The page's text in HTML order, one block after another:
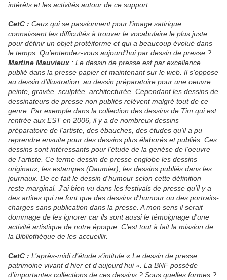
intérêts et les activités autour de ce support.
CetC : Ceux qui se passionnent pour l’image satirique
connaissent les difficultés à trouver le vocabulaire le plus juste
pour définir un objet protéiforme et qui a beaucoup évolué dans
le temps. Qu’entendez-vous aujourd’hui par dessin de presse ?
Martine Mauvieux : Le dessin de presse est par excellence
publié dans la presse papier et maintenant sur le web. Il s'oppose
au dessin d'illustration, au dessin préparatoire pour une oeuvre
peinte, gravée, sculptée, architecturée. Cependant les dessins de
dessinateurs de presse non publiés relèvent malgré tout de ce
genre. Par exemple dans la collection des dessins de Tim qui est
rentrée aux EST en 2006, il y a de nombreux dessins
préparatoire de l'artiste, des ébauches, des études qu'il a pu
reprendre ensuite pour des dessins plus élaborés et publiés. Ces
dessins sont intéressants pour l'étude de la genèse de l'oeuvre
de l'artiste. Ce terme dessin de presse englobe les dessins
originaux, les estampes (Daumier), les dessins publiés dans les
journaux. De ce fait le dessin d'humour selon cette définition
reste marginal. J'ai bien vu dans les festivals de presse qu'il y a
des artites qui ne font que des dessins d'humour ou des portraits-
charges sans publication dans la presse. A mon sens il serait
dommage de les ignorer car ils sont aussi le témoignage d'une
activité artistique de notre époque. C'est tout à fait la mission de
la Bibliothèque de les accueillir.
CetC : L’après-midi d’étude s’intitule « Le dessin de presse,
patrimoine vivant d’hier et d’aujourd’hui ». La BNF possède
d’importantes collections de ces dessins ? Sous quelles formes ?